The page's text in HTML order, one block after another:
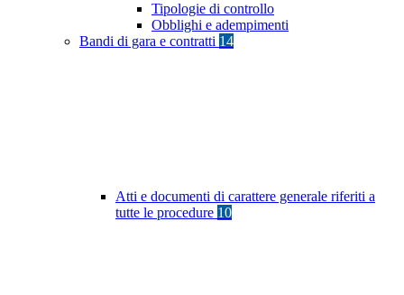
Tipologie di controllo
Obblighi e adempimenti
Bandi di gara e contratti 14
Atti e documenti di carattere generale riferiti a
tutte le procedure 10